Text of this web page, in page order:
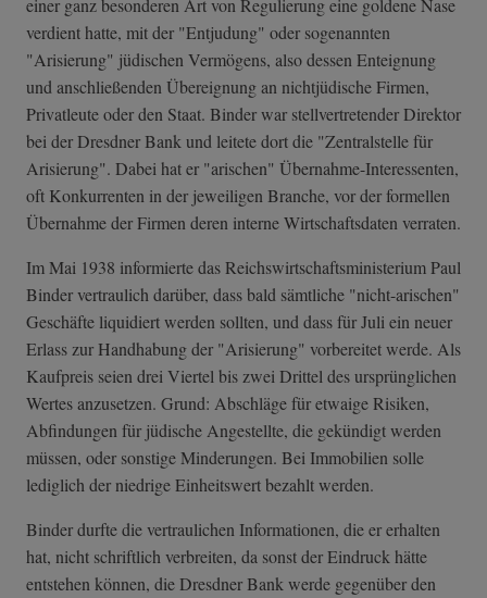
einer ganz besonderen Art von Regulierung eine goldene Nase
verdient hatte, mit der "Entjudung" oder sogenannten
"Arisierung" jüdischen Vermögens, also dessen Enteignung
und anschließenden Übereignung an nichtjüdische Firmen,
Privatleute oder den Staat. Binder war stellvertretender Direktor
bei der Dresdner Bank und leitete dort die "Zentralstelle für
Arisierung". Dabei hat er "arischen" Übernahme-Interessenten,
oft Konkurrenten in der jeweiligen Branche, vor der formellen
Übernahme der Firmen deren interne Wirtschaftsdaten verraten.
Im Mai 1938 informierte das Reichswirtschaftsministerium Paul
Binder vertraulich darüber, dass bald sämtliche "nicht-arischen"
Geschäfte liquidiert werden sollten, und dass für Juli ein neuer
Erlass zur Handhabung der "Arisierung" vorbereitet werde. Als
Kaufpreis seien drei Viertel bis zwei Drittel des ursprünglichen
Wertes anzusetzen. Grund: Abschläge für etwaige Risiken,
Abfindungen für jüdische Angestellte, die gekündigt werden
müssen, oder sonstige Minderungen. Bei Immobilien solle
lediglich der niedrige Einheitswert bezahlt werden.
Binder durfte die vertraulichen Informationen, die er erhalten
hat, nicht schriftlich verbreiten, da sonst der Eindruck hätte
entstehen können, die Dresdner Bank werde gegenüber den